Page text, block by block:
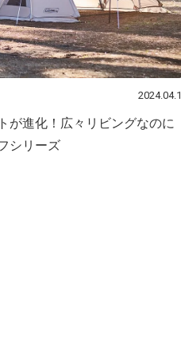
が進化！広々リビングなのに
シリーズ